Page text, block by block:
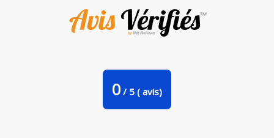
0 / 5 ( avis)